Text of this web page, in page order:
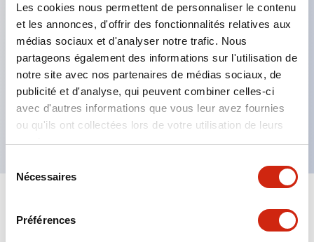
Les cookies nous permettent de personnaliser le contenu
et les annonces, d'offrir des fonctionnalités relatives aux
médias sociaux et d'analyser notre trafic. Nous
partageons également des informations sur l'utilisation de
notre site avec nos partenaires de médias sociaux, de
publicité et d'analyse, qui peuvent combiner celles-ci
avec d'autres informations que vous leur avez fournies
ou qu'ils ont collectées lors de votre utilisation de leurs
services.
Nécessaires
Préférences
contact à 11 étages), 59,9 mm (*bloc de contact à
22 étages). Conception peu encombrante
possible.
Structure de sécurité de 3e génération :
déclenchement à 2 actions, garde intégrée,
structure de protection des doigts IP20.
Tout développer+